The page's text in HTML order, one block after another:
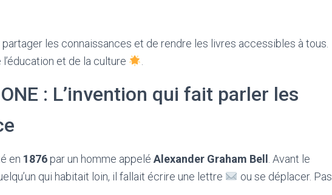
les connaissances et de rendre les livres accessibles à tous.
et de la culture
: L’invention qui fait parler les
en 1876 par un homme appelé Alexander Graham Bell
. Avant le
qui habitait loin, il fallait écrire une lettre
ou se déplacer. Pas